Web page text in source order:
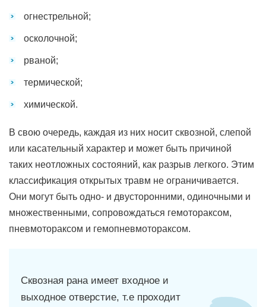
огнестрельной;
осколочной;
рваной;
термической;
химической.
В свою очередь, каждая из них носит сквозной, слепой
или касательный характер и может быть причиной
таких неотложных состояний, как разрыв легкого. Этим
классификация открытых травм не ограничивается.
Они могут быть одно- и двусторонними, одиночными и
множественными, сопровождаться гемотораксом,
пневмотораксом и гемопневмотораксом.
Сквозная рана имеет входное и
выходное отверстие, т.е проходит